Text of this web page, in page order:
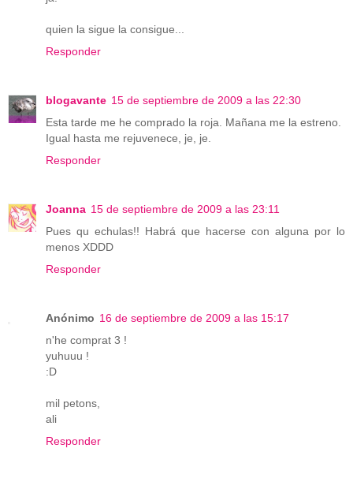
quien la sigue la consigue...
Responder
blogavante 15 de septiembre de 2009 a las 22:30
Esta tarde me he comprado la roja. Mañana me la estreno.
Igual hasta me rejuvenece, je, je.
Responder
Joanna 15 de septiembre de 2009 a las 23:11
Pues qu echulas!! Habrá que hacerse con alguna por lo
menos XDDD
Responder
Anónimo 16 de septiembre de 2009 a las 15:17
n'he comprat 3 !
yuhuuu !
:D
mil petons,
ali
Responder